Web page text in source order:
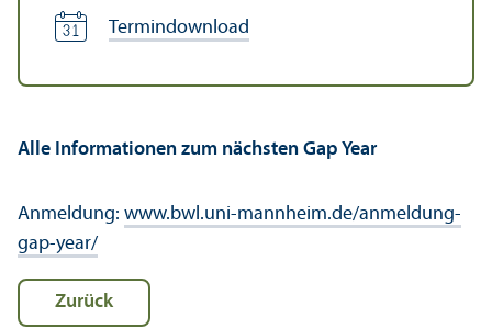
Termindownload
Alle Informationen zum nächsten Gap Year
Anmeldung: www.bwl.uni-mannheim.de/anmeldung-
gap-year/
Zurück